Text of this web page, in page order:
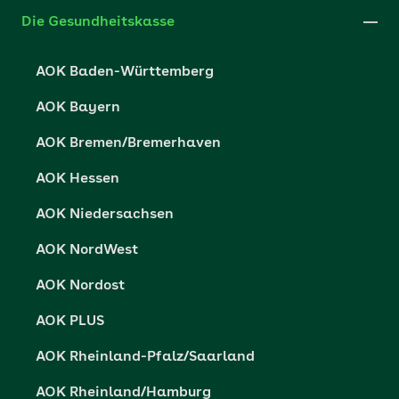
Datenschutzrechte
Barrierefreiheit
Barriere melden
Die Gesundheitskasse
AOK Baden-Württemberg
AOK Bayern
AOK Bremen/Bremerhaven
AOK Hessen
AOK Niedersachsen
AOK NordWest
AOK Nordost
AOK PLUS
AOK Rheinland-Pfalz/Saarland
AOK Rheinland/Hamburg